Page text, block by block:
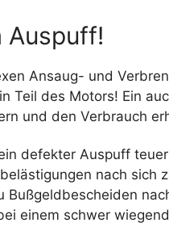
Auspuff!
Ansaug- und
Teil des Motors! Ein
und den Verbrauch
defekter Auspuff
nach sich
Bußgeldbescheiden
einem schwer